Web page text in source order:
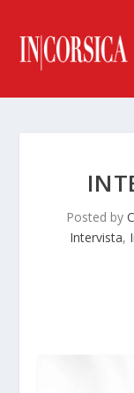
Posted by
Intervista,